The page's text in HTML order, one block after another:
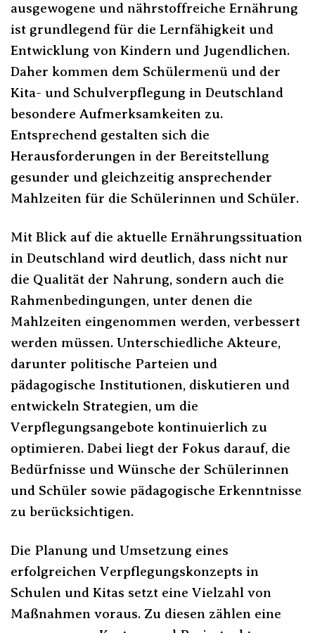
ausgewogene und nährstoffreiche Ernährung
ist grundlegend für die Lernfähigkeit und
Entwicklung von Kindern und Jugendlichen.
Daher kommen dem Schülermenü und der
Kita- und Schulverpflegung in Deutschland
besondere Aufmerksamkeiten zu.
Entsprechend gestalten sich die
Herausforderungen in der Bereitstellung
gesunder und gleichzeitig ansprechender
Mahlzeiten für die Schülerinnen und Schüler.
Mit Blick auf die aktuelle Ernährungssituation
in Deutschland wird deutlich, dass nicht nur
die Qualität der Nahrung, sondern auch die
Rahmenbedingungen, unter denen die
Mahlzeiten eingenommen werden, verbessert
werden müssen. Unterschiedliche Akteure,
darunter politische Parteien und
pädagogische Institutionen, diskutieren und
entwickeln Strategien, um die
Verpflegungsangebote kontinuierlich zu
optimieren. Dabei liegt der Fokus darauf, die
Bedürfnisse und Wünsche der Schülerinnen
und Schüler sowie pädagogische Erkenntnisse
zu berücksichtigen.
Die Planung und Umsetzung eines
erfolgreichen Verpflegungskonzepts in
Schulen und Kitas setzt eine Vielzahl von
Maßnahmen voraus. Zu diesen zählen eine